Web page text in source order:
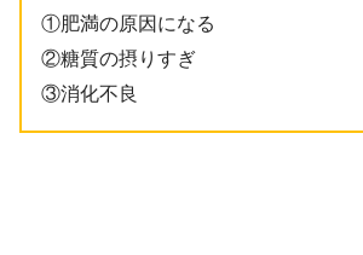
①肥満の原因になる
②糖質の摂りすぎ
③消化不良